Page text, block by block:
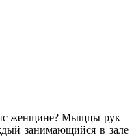
женщине? Мыщцы рук –
занимающийся в зале